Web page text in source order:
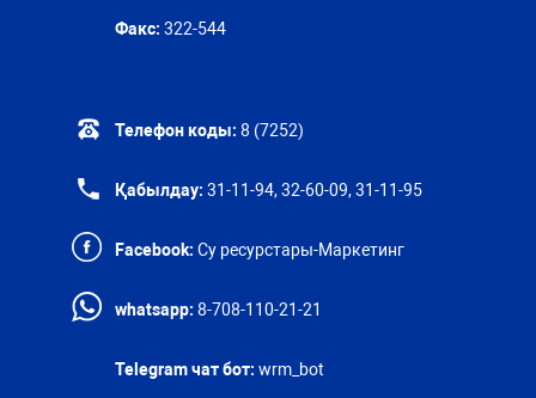
Факс: 322-544
Телефон коды: 8 (7252)
Қабылдау: 31-11-94, 32-60-09, 31-11-95
Facebook: Су ресурстары-Маркетинг
whatsapp: 8-708-110-21-21
Telegram чат бот: wrm_bot